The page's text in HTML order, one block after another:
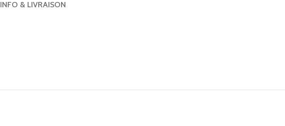
INFO & LIVRAISON